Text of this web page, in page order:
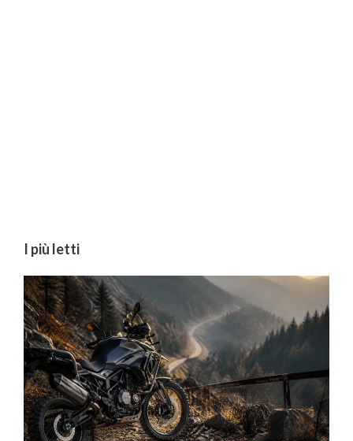
I più letti